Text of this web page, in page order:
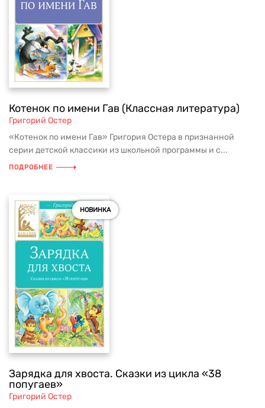
Котенок по имени Гав (Классная литература)
Григорий Остер
«Котенок по имени Гав» Григория Остера в признанной
серии детской классики из школьной программы и с...
ПОДРОБНЕЕ
НОВИНКА
Зарядка для хвоста. Сказки из цикла «38
попугаев»
Григорий Остер